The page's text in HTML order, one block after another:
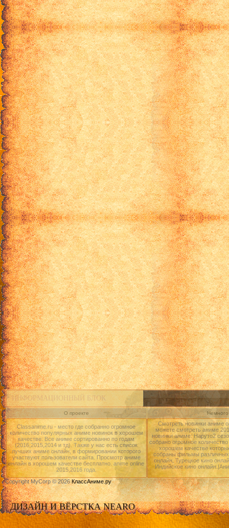
ИНФОРМАЦИОННЫЙ БЛОК
О проекте
Classanime.ru - место где собранно огромное
количество популярных аниме новинок в хорошем
качестве. Все аниме сортированно по годам
(2016,2015,2014 и тд). Также у нас есть список
лучших аниме онлайн, в формировании которого
участвуют пользователи сайта. Просмотр аниме
онлайн в хорошем качестве бесплатно. anime online
2015,2016 года.
Смотреть новинки аниме
можете смотреть аниме
новинки аниме: Наруто2
собрано огромное
хорошем качестве
собраны фильмы различных
онлайн, Турецкое кино
Индийское кино
Copyright MyCorp © 2026КлассАниме.ру
ДИЗАЙН И ВЁРСТКА NEARO